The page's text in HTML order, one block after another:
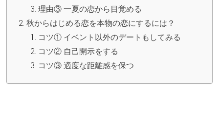
理由③ 一夏の恋から目覚める
秋からはじめる恋を本物の恋にするには？
コツ① イベント以外のデートもしてみる
コツ② 自己開示をする
コツ③ 適度な距離感を保つ